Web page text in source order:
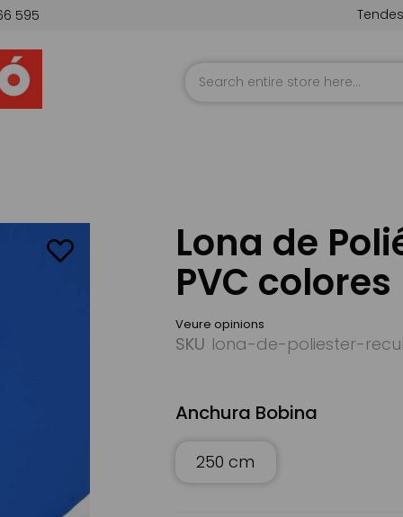
595 Tendes
Lona de
PVC colores
Veure opinions
SKU lona-de-poliester-
Anchura Bobina
250 cm